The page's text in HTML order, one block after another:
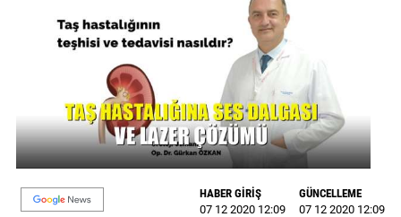
SİYASET
GALERİ
VİDEO
YAZARLAR
HABER GİRİŞ
07 12 2020 12:09
GÜNCELLEME
07 12 2020 12:09